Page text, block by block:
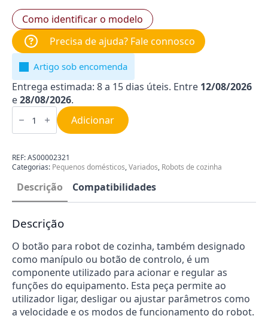
Como identificar o modelo
Precisa de ajuda? Fale connosco
Artigo sob encomenda
Entrega estimada: 8 a 15 dias úteis. Entre 12/08/2026
e28/08/2026.
Quantidade
de
para
de
Cozinha
Delonghi
AS00002321
Adicionar
REF:AS00002321
Categorias: Pequenos domésticos,Variados, Robots de cozinha
Descrição Compatibilidades
Descrição
O botão para robot de cozinha, também designado
como manípulo ou botão de controlo, é um
componente utilizado para acionar e regular as
funções do equipamento. Esta peça permite ao
utilizador ligar, desligar ou ajustar parâmetros como
a velocidade e os modos de funcionamento do robot.